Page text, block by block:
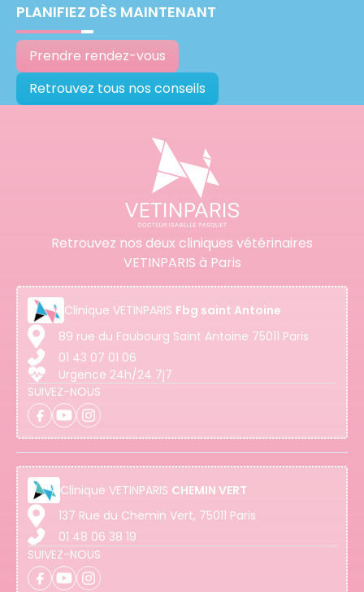
PLANIFIEZ DÈS MAINTENANT
Prendre rendez-vous
Retrouvez tous nos conseils
Retrouvez nos deux cliniques vétérinaires
VETINPARIS à Paris
Clinique VETINPARIS Fbg saint Antoine
89 rue du Faubourg Saint Antoine 75011 Paris
01 43 07 01 06
Urgence 24h/24 7j7
SUIVEZ-NOUS
Clinique VETINPARIS CHEMIN VERT
137 Rue du Chemin Vert, 75011 Paris
01 48 06 38 19
SUIVEZ-NOUS